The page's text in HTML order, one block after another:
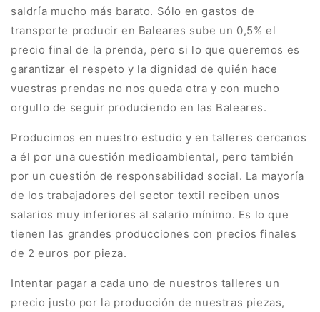
saldría mucho más barato. Sólo en gastos de
transporte producir en Baleares sube un 0,5% el
precio final de la prenda, pero si lo que queremos es
garantizar el respeto y la dignidad de quién hace
vuestras prendas no nos queda otra y con mucho
orgullo de seguir produciendo en las Baleares.
Producimos en nuestro estudio y en talleres cercanos
a él por una cuestión medioambiental, pero también
por un cuestión de responsabilidad social. La mayoría
de los trabajadores del sector textil reciben unos
salarios muy inferiores al salario mínimo. Es lo que
tienen las grandes producciones con precios finales
de 2 euros por pieza.
Intentar pagar a cada uno de nuestros talleres un
precio justo por la producción de nuestras piezas,